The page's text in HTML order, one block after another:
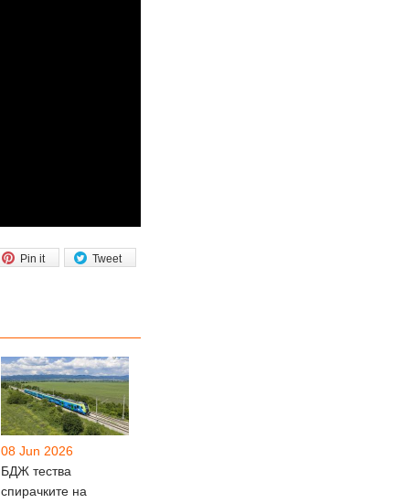
Tweet
Pin it
08 Jun 2026
БДЖ тества
спирачките на